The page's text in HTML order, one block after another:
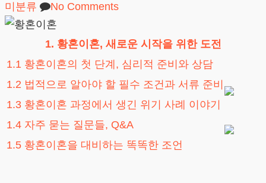
미분류
No Comments
1. 황혼이혼, 새로운 시작을 위한 도전
1.1 황혼이혼의 첫 단계, 심리적 준비와 상담
1.2 법적으로 알아야 할 필수 조건과 서류 준비
1.3 황혼이혼 과정에서 생긴 위기 사례 이야기
1.4 자주 묻는 질문들, Q&A
1.5 황혼이혼을 대비하는 똑똑한 조언